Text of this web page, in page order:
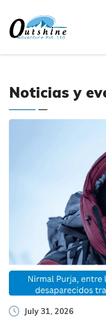
Noticias y
July 31, 2026